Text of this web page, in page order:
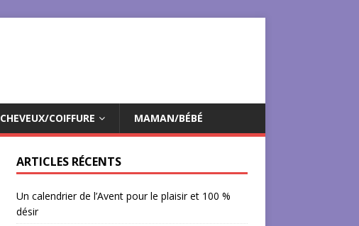
CHEVEUX/COIFFURE MAMAN/BÉBÉ
ARTICLES RÉCENTS
Un calendrier de l’Avent pour le plaisir et 100 %
désir